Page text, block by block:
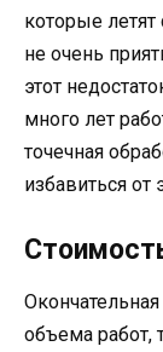
которые
не очень
этот
много лет
точечная
избавиться от
объема работ,